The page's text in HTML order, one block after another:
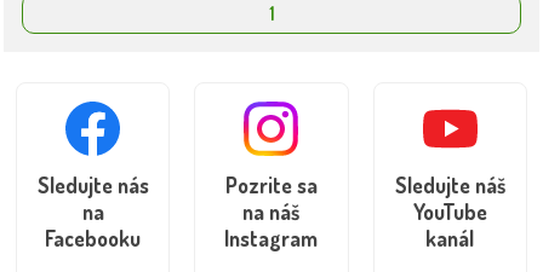
1
Sledujte nás
na
Facebooku
Pozrite sa
na náš
Instagram
Sledujte náš
YouTube
kanál